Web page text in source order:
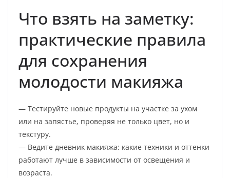
Что взять на заметку:
практические правила
для сохранения
молодости макияжа
— Тестируйте новые продукты на участке за ухом
или на запястье, проверяя не только цвет, но и
текстуру.
— Ведите дневник макияжа: какие техники и оттенки
работают лучше в зависимости от освещения и
возраста.